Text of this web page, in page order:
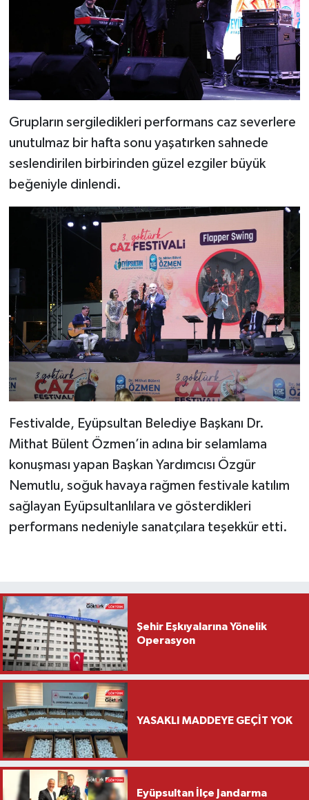
Grupların sergiledikleri performans caz severlere
unutulmaz bir hafta sonu yaşatırken sahnede
seslendirilen birbirinden güzel ezgiler büyük
beğeniyle dinlendi.
Festivalde, Eyüpsultan Belediye Başkanı Dr.
Mithat Bülent Özmen’in adına bir selamlama
konuşması yapan Başkan Yardımcısı Özgür
Nemutlu, soğuk havaya rağmen festivale katılım
sağlayan Eyüpsultanlılara ve gösterdikleri
performans nedeniyle sanatçılara teşekkür etti.
Şehir Eşkıyalarına Yönelik
Operasyon
YASAKLI MADDEYE GEÇİT YOK
Eyüpsultan İlçe Jandarma